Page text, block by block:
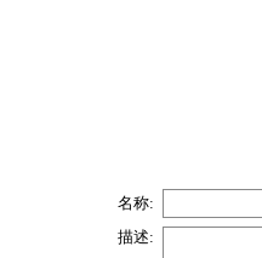
名称:
描述: